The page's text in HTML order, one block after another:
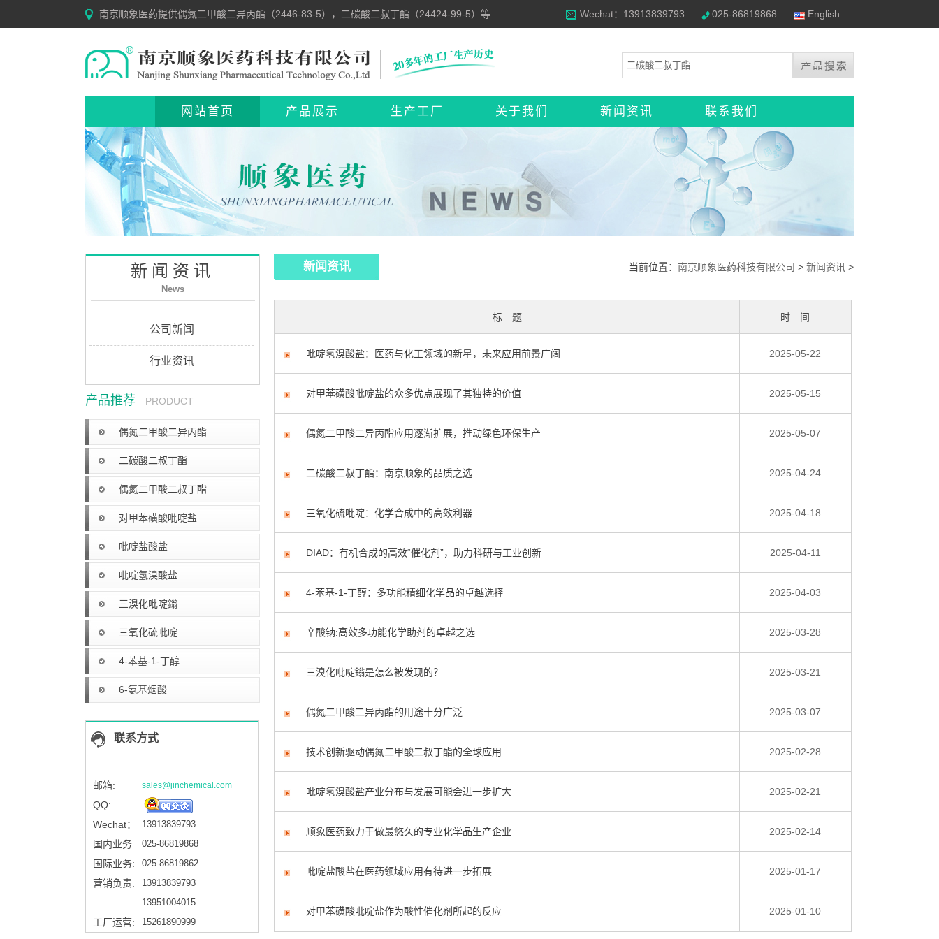
南京顺象医药提供偶氮二甲酸二异丙酯（2446-83-5），二碳酸二叔丁酯（24424-99-5）等 Wechat：13913839793 025-86819868 English
网站首页 产品展示 生产工厂 关于我们 新闻资讯 联系我们
新闻资讯
News
公司新闻
行业资讯
产品推荐 PRODUCT
偶氮二甲酸二异丙酯
二碳酸二叔丁酯
偶氮二甲酸二叔丁酯
对甲苯磺酸吡啶盐
吡啶盐酸盐
吡啶氢溴酸盐
三溴化吡啶鎓
三氧化硫吡啶
4-苯基-1-丁醇
6-氨基烟酸
联系方式
邮箱:
QQ:
Wechat：
国内业务:
国际业务:
营销负责:
工厂运营:
sales@jinchemical.com
13913839793
025-86819868
025-86819862
13913839793
13951004015
15261890999
新闻资讯 当前位置： 南京顺象医药科技有限公司 > 新闻资讯 >
标 题 时 间
吡啶氢溴酸盐：医药与化工领域的新星，未来应用前景广阔 2025-05-22
对甲苯磺酸吡啶盐的众多优点展现了其独特的价值 2025-05-15
偶氮二甲酸二异丙酯应用逐渐扩展，推动绿色环保生产 2025-05-07
二碳酸二叔丁酯：南京顺象的品质之选 2025-04-24
三氧化硫吡啶：化学合成中的高效利器 2025-04-18
DIAD：有机合成的高效“催化剂”，助力科研与工业创新 2025-04-11
4-苯基-1-丁醇：多功能精细化学品的卓越选择 2025-04-03
辛酸钠:高效多功能化学助剂的卓越之选 2025-03-28
三溴化吡啶鎓是怎么被发现的？ 2025-03-21
偶氮二甲酸二异丙酯的用途十分广泛 2025-03-07
技术创新驱动偶氮二甲酸二叔丁酯的全球应用 2025-02-28
吡啶氢溴酸盐产业分布与发展可能会进一步扩大 2025-02-21
顺象医药致力于做最悠久的专业化学品生产企业 2025-02-14
吡啶盐酸盐在医药领域应用有待进一步拓展 2025-01-17
对甲苯磺酸吡啶盐作为酸性催化剂所起的反应 2025-01-10